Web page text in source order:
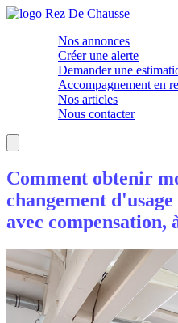
Nos annonces
Créer une alerte
Demander une
Accompagnement en
Nos articles
Nous contacter
Comment obtenir
changement
avec compensation,